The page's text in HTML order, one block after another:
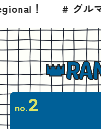
ニア！ #
no.2